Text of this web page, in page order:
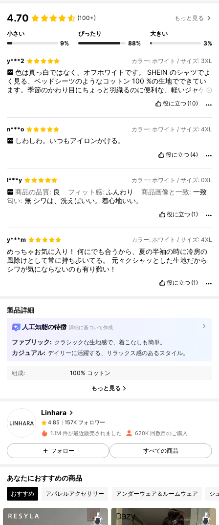
4.70 (100+) もっと見る
小さい
9%
ぴったり
88%
大きい
3%
y***2 カラー: ホワイト / サイズ: 3XL
色は真っ白ではなく、オフホワイトです。 SHEIN のシャツでよ
く見る、ベッドシーツのようなコットン100 %の生地でできてい
ます。季節のかわり目にちょっと羽織るのに便利な、軽いジャケ
役に立つ (10)
n***o カラー: ホワイト / サイズ: 4XL
しわしわ。いつもアイロンかける。
役に立つ (4)
l***y カラー: ホワイト / サイズ: 0XL
商品の品質: 良 フィット感: ふんわり 商品画像と一致: 一致
匂い:無 シワは、洗えばいい。着心地いい。
役に立つ (1)
y***m カラー: ホワイト / サイズ: 4XL
めっちゃお気に入り！何にでも合うから、夏の半袖の時に冷房の
風除けとして常に持ち歩いてる。 元々クシャッとした生地だから
シワが気にならないのも有り難い！
役に立つ (1)
製品詳細
人工知能の特徴 詳細に基づいて作成
ファブリック: クラシックな生地感で、着こなしも簡単。
カジュアル: デイリーに活躍する、リラックス感のあるスタイル。
組成: 100% コットン
もっと見る
Linhara
4.85 157K フォロワー
4.85
157K フォロワー
r***6 は1日前に購入しました
5***3が1時間前にフォローしました
4.85 157K フォロワー
157K フォロワー
1.1M 件が最近販売されました 620K 回数目のご購入
フォロー すべての商品
あなたにおすすめの商品
おすすめ アパレルアクセサリー アンダーウェア＆ルームウェア シ